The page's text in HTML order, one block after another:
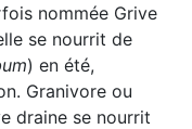
nommée Grive
se nourrit de
) en été,
Granivore ou
draine se nourrit